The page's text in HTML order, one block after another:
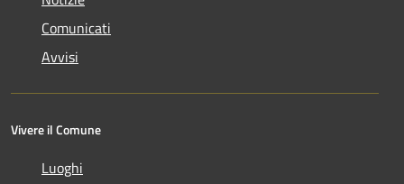
Comunicati
Avvisi
Vivere il Comune
Luoghi